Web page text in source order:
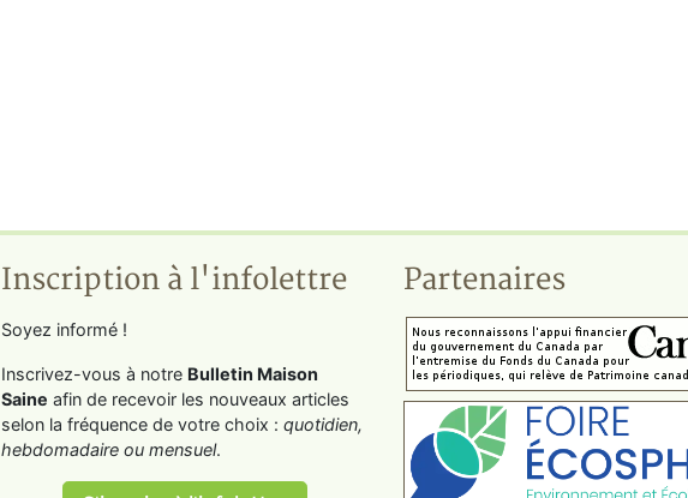
Inscription à l'infolettre
Soyez informé !
Inscrivez-vous à notre Bulletin Maison
Saine afin de recevoir les nouveaux articles
selon la fréquence de votre choix : quotidien,
hebdomadaire ou mensuel.
Partenaires